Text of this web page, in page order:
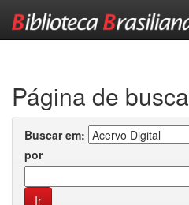
Página de busca
Buscar em:
por